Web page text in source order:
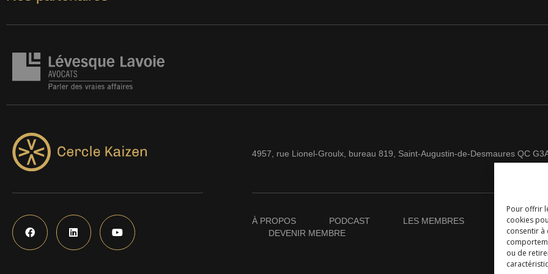
Pour offrir
cookies
consentir à
ou de
4957, rue Lionel-Groulx, bureau 819, Saint-Augustin-de-Desmaures QC
À PROPOS PODCAST LES MEMBRES NOUVELLES
DEVENIR MEMBRE